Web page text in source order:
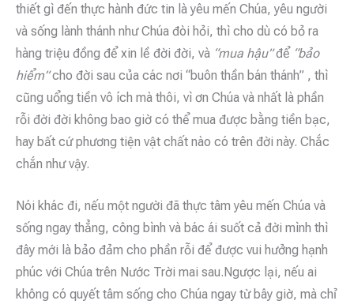
thiết gì đến thực hành đức tin là yêu mến Chúa, yêu người
và sống lành thánh như Chúa đòi hỏi, thì cho dù có bỏ ra
hàng triệu đồng để xin lề đời đời, và “mua hậu”để“bảo
hiểm”cho đời sau của các nơi “buôn thần bán thánh” , thì
cũng uổng tiền vô ích mà thôi, vì ơn Chúa và nhất là phần
rỗi đời đời không bao giờ có thể mua được bằng tiền bạc,
hay bất cứ phương tiện vật chất nào có trên đời này. Chắc
chắn như vậy.
Nói khác đi, nếu một người đã thực tâm yêu mến Chúa và
sống ngay thẳng, công bình và bác ái suốt cả đời mình thì
đây mới là bảo đảm cho phần rỗi để được vui hưởng hạnh
phúc với Chúa trên Nước Trời mai sau.Ngược lại, nếu ai
không có quyết tâm sống cho Chúa ngay từ bây giờ, mà chỉ